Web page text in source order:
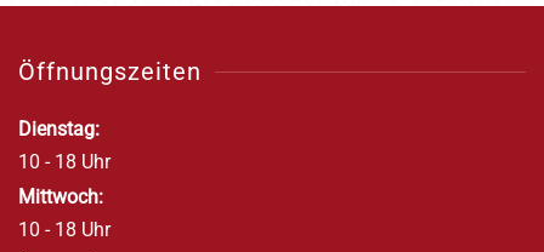
Öffnungszeiten
Dienstag:
10 - 18 Uhr
Mittwoch:
10 - 18 Uhr